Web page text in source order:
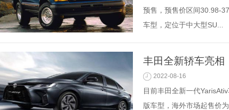
预售，预售价区间30.98-
车型，定位于中大型SU...
丰田全新轿车亮相
2022-08-16
目前丰田全新一代
版车型，海外市场起售价